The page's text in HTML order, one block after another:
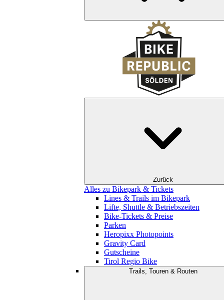
Zurück
Alles zu Bikepark & Tickets
Lines & Trails im Bikepark
Lifte, Shuttle & Betriebszeiten
Bike-Tickets & Preise
Parken
Heropixx Photopoints
Gravity Card
Gutscheine
Tirol Regio Bike
Trails, Touren & Routen